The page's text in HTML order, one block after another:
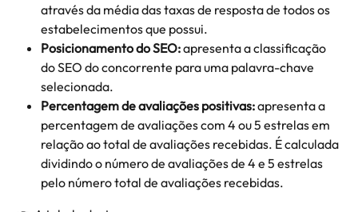
através da média das taxas de resposta de todos os
estabelecimentos que possui.
Posicionamento do SEO: apresenta a classificação
do SEO do concorrente para uma palavra-chave
selecionada.
Percentagem de avaliações positivas: apresenta a
percentagem de avaliações com 4 ou 5 estrelas em
relação ao total de avaliações recebidas. É calculada
dividindo o número de avaliações de 4 e 5 estrelas
pelo número total de avaliações recebidas.